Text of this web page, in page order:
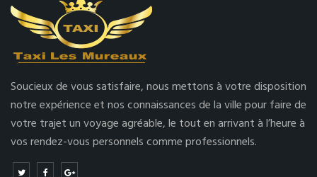
Soucieux de vous satisfaire, nous mettons à votre disposition
notre expérience et nos connaissances de la ville pour faire de
votre trajet un voyage agréable, le tout en arrivant à l’heure à
vos rendez-vous personnels comme professionnels.